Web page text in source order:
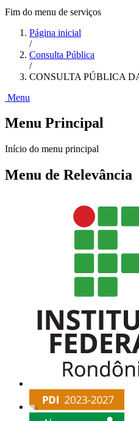
Fim do menu de serviços
Página inicial
/
Consulta Pública
/
CONSULTA PÚBLICA
Menu
Menu Principal
Início do menu principal
Menu de Relevância